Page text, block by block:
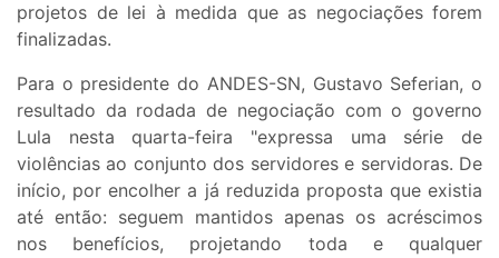
projetos de lei à medida que as negociações forem
finalizadas.
Para o presidente do ANDES-SN, Gustavo Seferian, o
resultado da rodada de negociação com o governo
Lula nesta quarta-feira "expressa uma série de
violências ao conjunto dos servidores e servidoras. De
início, por encolher a já reduzida proposta que existia
até então: seguem mantidos apenas os acréscimos
nos benefícios, projetando toda e qualquer